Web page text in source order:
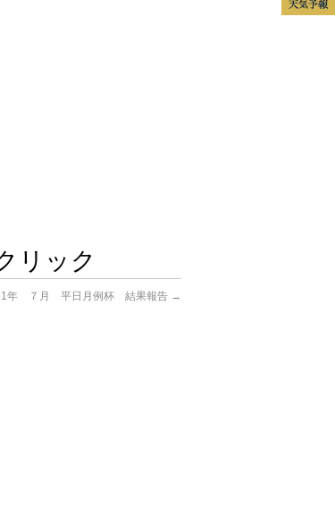
ック
年 ７月 平日月例杯 結果報告 →